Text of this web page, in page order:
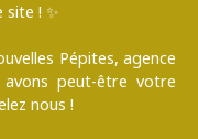
! ✨
Pépites, agence
peut-être votre
nous !